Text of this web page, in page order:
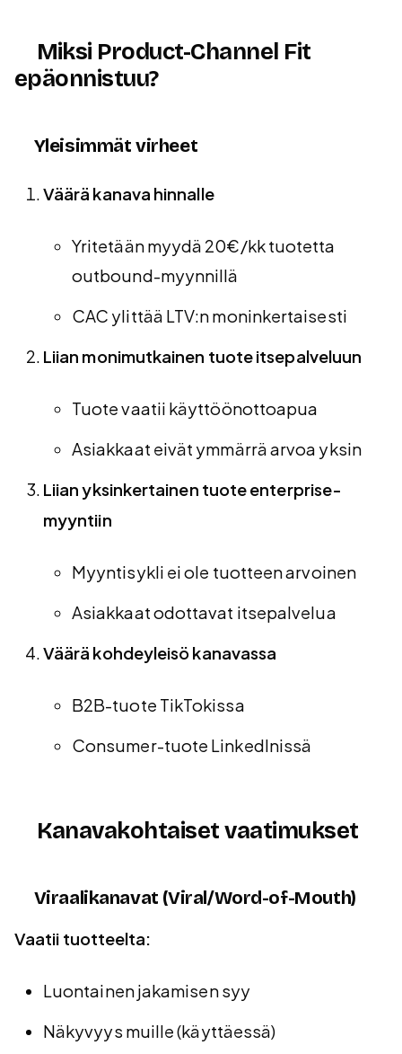
Miksi Product-Channel Fit
epäonnistuu?
Yleisimmät virheet
Väärä kanava hinnalle
Yritetään myydä 20€/kk tuotetta
outbound-myynnillä
CAC ylittää LTV:n moninkertaisesti
Liian monimutkainen tuote itsepalveluun
Tuote vaatii käyttöönottoapua
Asiakkaat eivät ymmärrä arvoa yksin
Liian yksinkertainen tuote enterprise-
myyntiin
Myyntisykli ei ole tuotteen arvoinen
Asiakkaat odottavat itsepalvelua
Väärä kohdeyleisö kanavassa
B2B-tuote TikTokissa
Consumer-tuote LinkedInissä
Kanavakohtaiset vaatimukset
Viraalikanavat (Viral/Word-of-Mouth)
Vaatii tuotteelta:
Luontainen jakamisen syy
Näkyvyys muille (käyttäessä)